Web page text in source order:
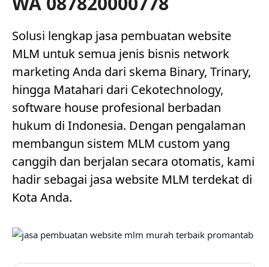
Solusi lengkap jasa pembuatan website
MLM untuk semua jenis bisnis network
marketing Anda dari skema Binary, Trinary,
hingga Matahari dari Cekotechnology,
software house profesional berbadan
hukum di Indonesia. Dengan pengalaman
membangun sistem MLM custom yang
canggih dan berjalan secara otomatis, kami
hadir sebagai jasa website MLM terdekat di
Kota Anda.